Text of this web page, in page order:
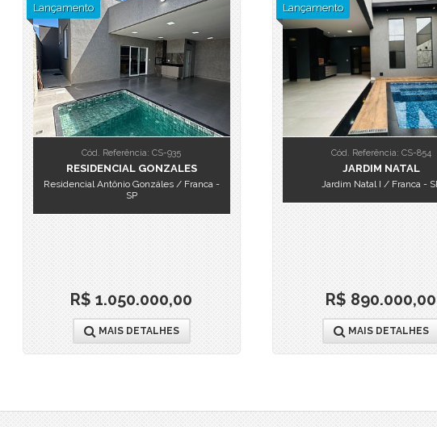
Lançamento
Cód. Referência: CS-935
RESIDENCIAL GONZALES
Residencial Antônio Gonzáles / Franca -
SP
R$ 1.050.000,00
MAIS DETALHES
Lançamento
Cód. Referência: CS-854
JARDIM NATAL
Jardim Natal I / Franca -
R$ 890.000,00
MAIS DETALHES